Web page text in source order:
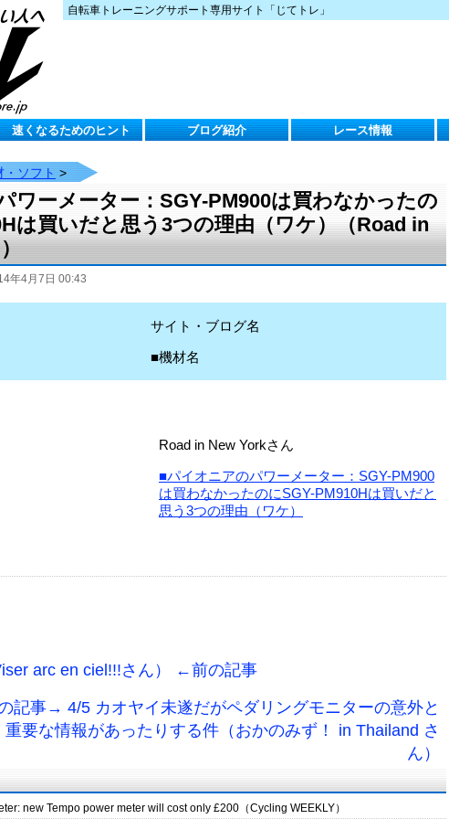
自転車トレーニングサポート専用サイト「じてトレ」
速くなるためのヒント ブログ紹介 レース情報
ソフト >
ワーメーター：SGY-PM900は買わなかったの
は買いだと思う3つの理由（ワケ）（Road in
年4月7日 00:43
サイト・ブログ名
■機材名
Road in New Yorkさん
■パイオニアのパワーメーター：SGY-PM900
は買わなかったのにSGY-PM910Hは買いだと
思う3つの理由（ワケ）
arc en ciel!!!さん） ←前の記事
記事→ 4/5 カオヤイ未遂だがペダリングモニターの意外と
重要な情報があったりする件（おかのみず！ in Thailand さ
ん）
new Tempo power meter will cost only £200（Cycling WEEKLY）